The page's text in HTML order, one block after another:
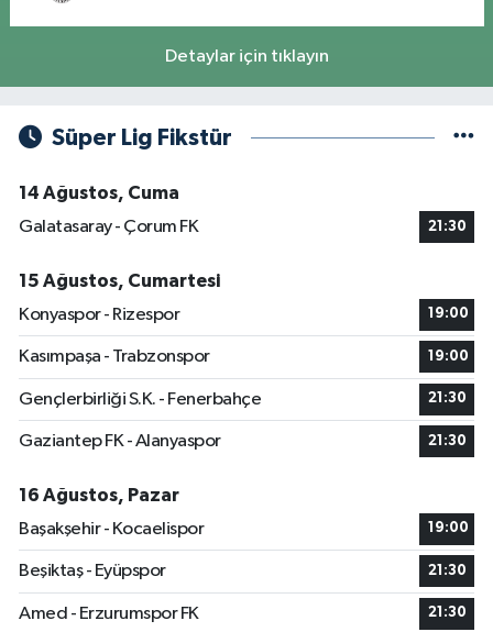
Detaylar için tıklayın
Süper Lig Fikstür
14 Ağustos, Cuma
Galatasaray - Çorum FK
21:30
15 Ağustos, Cumartesi
Konyaspor - Rizespor
19:00
Kasımpaşa - Trabzonspor 19:00
Gençlerbirliği S.K. - Fenerbahçe 21:30
Gaziantep FK - Alanyaspor 21:30
16 Ağustos, Pazar
Başakşehir - Kocaelispor
19:00
Beşiktaş - Eyüpspor 21:30
Amed - Erzurumspor FK 21:30